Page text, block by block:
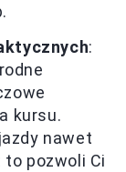
:
kursu.
nawet
to pozwoli Ci